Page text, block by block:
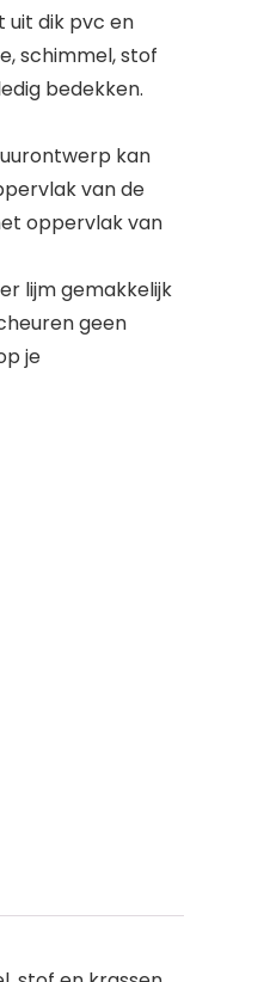
uit dik pvc en
schimmel, stof
bedekken.
kan
van de
oppervlak van
lijm gemakkelijk
geen
je